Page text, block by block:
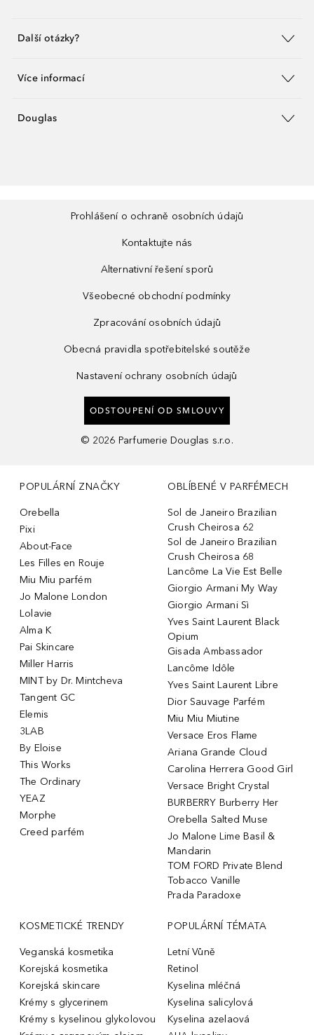
Další otázky?
Více informací
Douglas
Prohlášení o ochraně osobních údajů
Kontaktujte nás
Alternativní řešení sporů
Všeobecné obchodní podmínky
Zpracování osobních údajů
Obecná pravidla spotřebitelské soutěže
Nastavení ochrany osobních údajů
ODSTOUPENÍ OD SMLOUVY
© 2026 Parfumerie Douglas s.r.o.
POPULÁRNÍ ZNAČKY
Orebella
Pixi
About-Face
Les Filles en Rouje
Miu Miu parfém
Jo Malone London
Lolavie
Alma K
Pai Skincare
Miller Harris
MINT by Dr. Mintcheva
Tangent GC
Elemis
3LAB
By Eloise
This Works
The Ordinary
YEAZ
Morphe
Creed parfém
OBLÍBENÉ V PARFÉMECH
Sol de Janeiro Brazilian
Crush Cheirosa 62
Sol de Janeiro Brazilian
Crush Cheirosa 68
Lancôme La Vie Est Belle
Giorgio Armani My Way
Giorgio Armani Sì
Yves Saint Laurent Black
Opium
Gisada Ambassador
Lancôme Idôle
Yves Saint Laurent Libre
Dior Sauvage Parfém
Miu Miu Miutine
Versace Eros Flame
Ariana Grande Cloud
Carolina Herrera Good Girl
Versace Bright Crystal
BURBERRY Burberry Her
Orebella Salted Muse
Jo Malone Lime Basil &
Mandarin
TOM FORD Private Blend
Tobacco Vanille
Prada Paradoxe
KOSMETICKÉ TRENDY
Veganská kosmetika
Korejská kosmetika
Korejská skincare
Krémy s glycerinem
Krémy s kyselinou glykolovou
POPULÁRNÍ TÉMATA
Letní Vůně
Retinol
Kyselina mléčná
Kyselina salicylová
Kyselina azelaová